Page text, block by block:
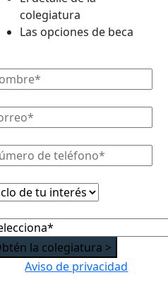
colegiatura
Las opciones de beca
Aviso de privacidad